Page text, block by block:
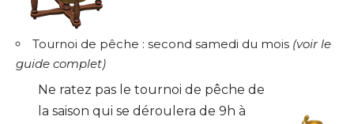
Tournoi de pêche : second samedi du mois (voir le
guide complet)
Ne ratez pas le tournoi de pêche de
la saison qui se déroulera de 9h à